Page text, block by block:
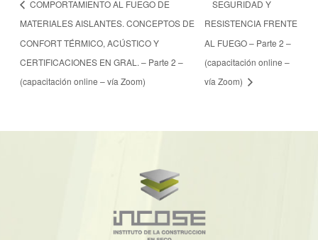
COMPORTAMIENTO AL FUEGO DE
MATERIALES AISLANTES. CONCEPTOS DE
CONFORT TÉRMICO, ACÚSTICO Y
CERTIFICACIONES EN GRAL. – Parte 2 –
(capacitación online – vía Zoom)
SEGURIDAD Y
RESISTENCIA FRENTE
AL FUEGO – Parte 2 –
(capacitación online –
vía Zoom)